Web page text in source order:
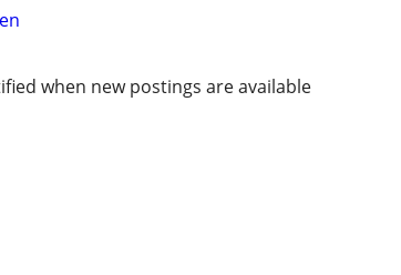
when new postings are available